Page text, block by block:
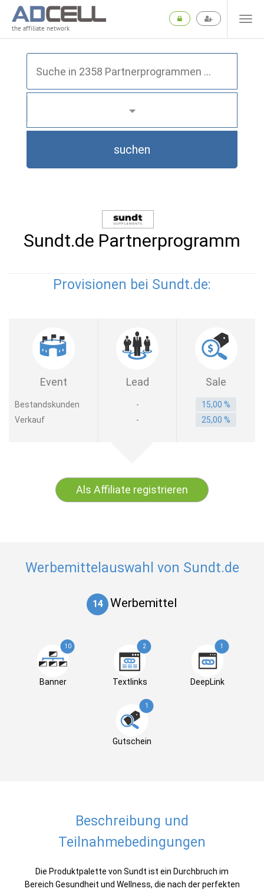
the affiliate network
suchen
Sundt.de Partnerprogramm
Provisionen bei Sundt.de:
Event Lead Sale
Bestandskunden -
15,00 %
Verkauf
- 25,00 %
Als Affiliate registrieren
Werbemittelauswahl von Sundt.de
14 Werbemittel
10
Banner
2
Textlinks
1
DeepLink
1
Gutschein
Beschreibung und
Teilnahmebedingungen
Die Produktpalette von Sundt ist ein Durchbruch im
Bereich Gesundheit und Wellness, die nach der perfekten